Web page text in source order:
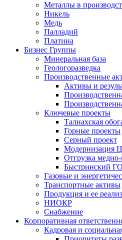
Металлы в
Никель
Медь
Палладий
Платина
Бизнес Группы
Минеральная база
Геологоразведка
Производственные
Активы и
Ключевые проекты
Талнахская
Горные проекты
Серный проект
Модернизация
Отгрузка
Быстринский
Газовые и
Транспортные активы
Продукция и ее
НИОКР
Снабжение
Корпоративная
Кадровая и